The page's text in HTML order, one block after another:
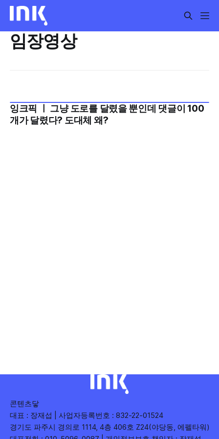
임장영상
2025년 11월 3주
잉크픽 ㅣ 그냥 도로를 달렸을 뿐인데 댓글이 100
개가 달렸다? 도대체 왜?
콘텐츠닿
대표 : 장재섭 | 사업자등록번호 : 832-22-01524
경기도 파주시 경의로 1114, 4층 406호 Z24(야당동, 에펠타워)